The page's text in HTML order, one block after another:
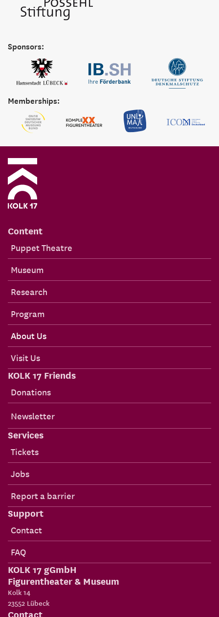
Sponsors:
Memberships:
Content
Puppet Theatre
Museum
Research
Program
About Us
Visit Us
KOLK 17 Friends
Donations
Newsletter
Services
Tickets
Jobs
Report a barrier
Support
Contact
FAQ
KOLK 17 gGmbH
Figurentheater & Museum
Kolk 14
23552 Lübeck
Contact